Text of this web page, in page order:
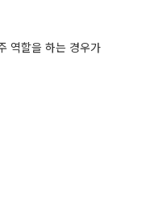
역할을 하는 경우가